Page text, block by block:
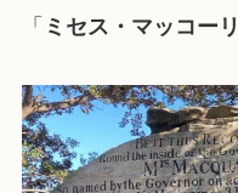
「 ミセス・マッコー